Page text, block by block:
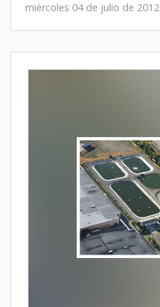
miércoles 04 de julio de 2012